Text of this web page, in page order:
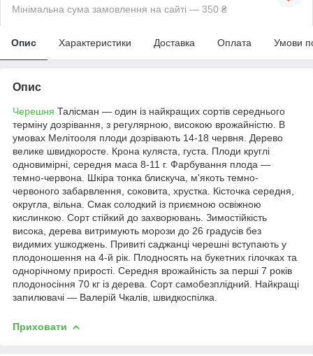
Мінімальна сума замовлення на сайті — 350 ₴
Опис Характеристики Доставка Оплата Умови
Опис
Черешня Талісман — один із найкращих сортів середнього
терміну дозрівання, з регулярною, високою врожайністю. В
умовах Мелітооля плоди дозрівають 14-18 червня. Дерево
велике швидкоросте. Крона куляста, густа. Плоди круглі
одновимірні, середня маса 8-11 г. Фарбування плода —
темно-червона. Шкіра тонка блискуча, м'якоть темно-
червоного забарвлення, соковита, хрустка. Кісточка середня,
округла, вільна. Смак солодкий із приємною освіжною
кислинкою. Сорт стійкий до захворювань. Зимостійкість
висока, дерева витримують морози до 26 градусів без
видимих ушкоджень. Привиті саджанці черешні вступають у
плодоношення на 4-й рік. Плодносять на букетних гілочках та
однорічному прирості. Середня врожайність за перші 7 років
плодоносіння 70 кг із дерева. Сорт самобезплідний. Найкращі
запилювачі — Валерій Чкалів, швидкоспілка.
Приховати